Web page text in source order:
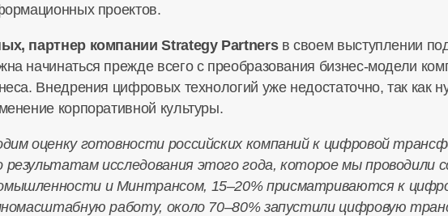
проектов.
, партнер компании Strategy Partnersв своем выступлении
начинаться прежде всего с преобразования бизнес-модели
Внедрения цифровых технологий уже недостаточно, так как
корпоративной культуры.
оценку готовности российских компаний к цифровой
результатам исследования этого года, которое мы проводили
и Минтрансом, 15–20% присматриваются к
работу, около 70–80% запустили цифровую